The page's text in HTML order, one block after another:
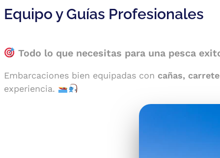
Equipo y Guías Profesionales
Todo lo que necesitas para una pesca
Embarcaciones bien equipadas con cañas,
experiencia.